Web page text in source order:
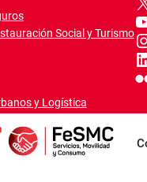
Social y Turismo
y Logística